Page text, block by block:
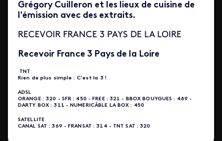
Grégory Cuilleron et les lieux de cuisine de
l'émission avec des extraits.
RECEVOIR FRANCE 3 PAYS DE LA LOIRE
​Recevoir France 3 Pays de la Loire
TNT
Rien de plus simple : C'est la 3 !
ADSL
ORANGE : 320 - SFR : 450 - FREE : 321 - BBOX BOUYGUES : 489 -
DARTY BOX : 311 - NUMERICÂBLE LA BOX : 450
SATELLITE
CANAL SAT : 369 - FRANSAT : 314 - TNT SAT : 320